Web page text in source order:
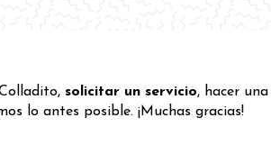
solicitar un servicio, hacer una
lo antes posible. ¡Muchas gracias!